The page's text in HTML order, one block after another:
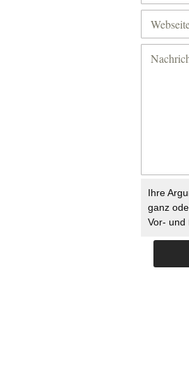
Ihre
ganz
Vor- und